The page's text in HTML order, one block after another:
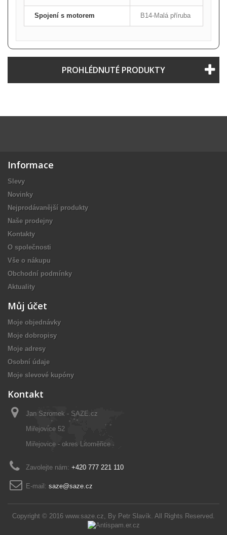
Spojení s motorem B14-Malá příruba
PROHLÉDNUTÉ PRODUKTY
Informace
Slevy
Novinky
Nejprodávanější produkty
Naše prodejny
Kontakty
O společnosti
Vše o nákupu
Obchodní podmínky
Aktuality
Copyright © 2016 www.saze.cz, By Petr Slavík. All Rights Reserved.
Můj účet
Moje objednávky
Moje dobropisy
Moje adresy
Osobní údaje
Moje slevové kupóny
Kontakt
Jan Szromek - SAZE.cz
Miřejovice 52
Miřejovice - okres Litoměřice
Zavolejte nám: +420 777 221 110
E-mail: saze@saze.cz